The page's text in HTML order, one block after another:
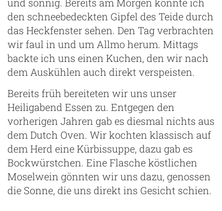
den schneebedeckten Gipfel des Teide durch
das Heckfenster sehen. Den Tag verbrachten
wir faul in und um Allmo herum. Mittags
backte ich uns einen Kuchen, den wir nach
dem Auskühlen auch direkt verspeisten.
Bereits früh bereiteten wir uns unser
Heiligabend Essen zu. Entgegen den
vorherigen Jahren gab es diesmal nichts aus
dem Dutch Oven. Wir kochten klassisch auf
dem Herd eine Kürbissuppe, dazu gab es
Bockwürstchen. Eine Flasche köstlichen
Moselwein gönnten wir uns dazu, genossen
die Sonne, die uns direkt ins Gesicht schien.